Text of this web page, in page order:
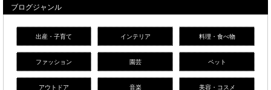
ブログジャンル
出産・子育て インテリア 料理・食べ物
ファッション 園芸 ペット
アウトドア 音楽 美容・コスメ